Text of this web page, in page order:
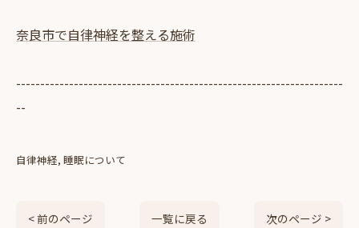
奈良市で自律神経を整える施術
--------------------------------------------------------------------
--
自律神経 睡眠について
< 前のページ 一覧に戻る 次のページ >